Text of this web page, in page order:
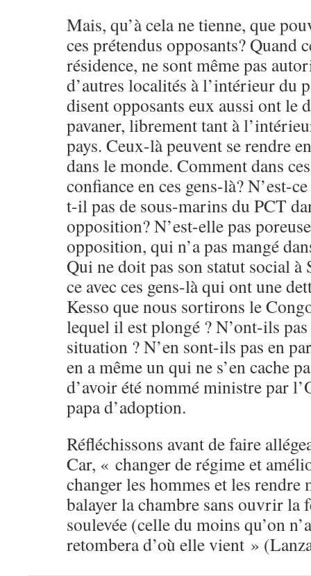
Mais, qu’à cela ne tienne, que
ces prétendus opposants? Quand
résidence, ne sont même pas
d’autres localités à l’intérieur du
disent opposants eux aussi ont le
pavaner, librement tant à
pays. Ceux-là peuvent se rendre
dans le monde. Comment dans
confiance en ces gens-là? N’est-
t-il pas de sous-marins du PCT
opposition? N’est-elle pas
opposition, qui n’a pas mangé
Qui ne doit pas son statut social à
ce avec ces gens-là qui ont une
Kesso que nous sortirons le
lequel il est plongé ? N’ont-ils
situation ? N’en sont-ils pas en
en a même un qui ne s’en cache
d’avoir été nommé ministre par
papa d’adoption.
Réfléchissons avant de faire
Car, « changer de régime et
changer les hommes et les rendre
balayer la chambre sans ouvrir la
soulevée (celle du moins qu’on
retombera d’où elle vient »